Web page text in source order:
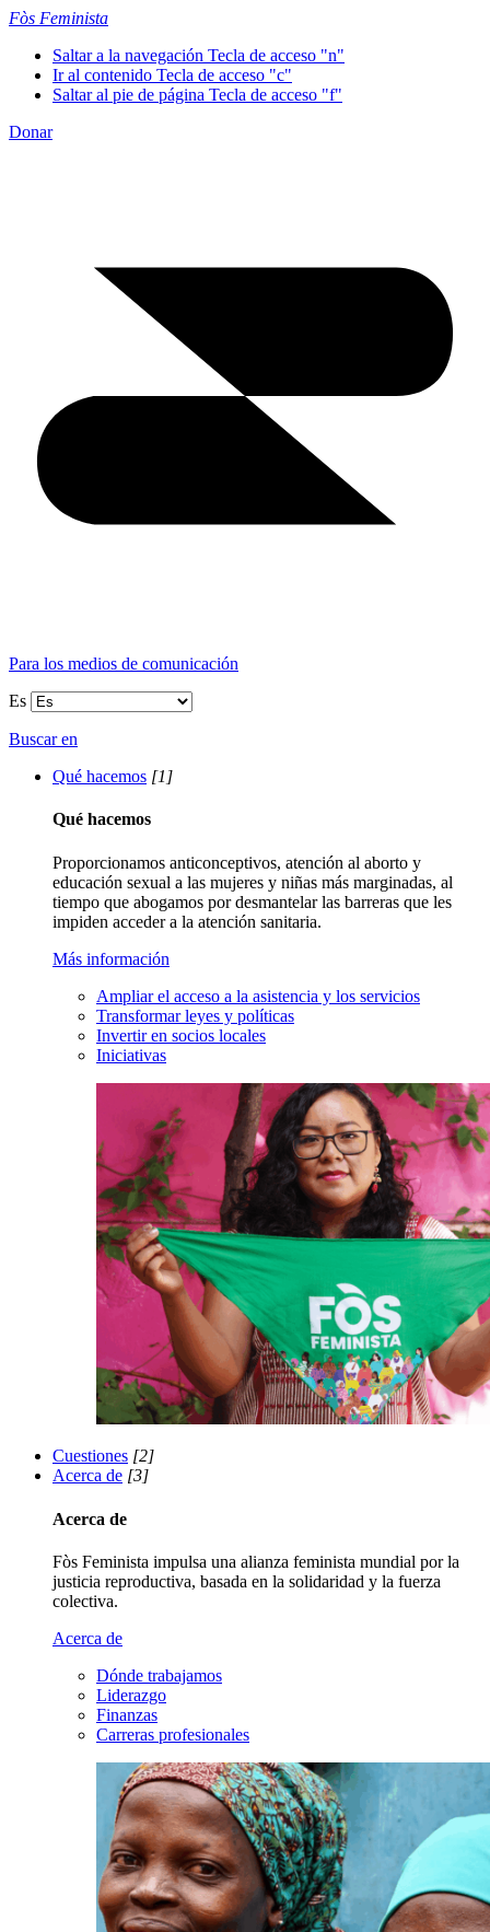
Fòs Feminista
Saltar a la navegación Tecla de acceso "n"
Ir al contenido Tecla de acceso "c"
Saltar al pie de página Tecla de acceso "f"
Donar
Para los medios de comunicación
Es
Buscar en
Qué hacemos [1]
Qué hacemos
Proporcionamos anticonceptivos, atención al aborto y
educación sexual a las mujeres y niñas más marginadas, al
tiempo que abogamos por desmantelar las barreras que les
impiden acceder a la atención sanitaria.
Más información
Ampliar el acceso a la asistencia y los servicios
Transformar leyes y políticas
Invertir en socios locales
Iniciativas
Cuestiones [2]
Acerca de [3]
Acerca de
Fòs Feminista impulsa una alianza feminista mundial por la
justicia reproductiva, basada en la solidaridad y la fuerza
colectiva.
Acerca de
Dónde trabajamos
Liderazgo
Finanzas
Carreras profesionales